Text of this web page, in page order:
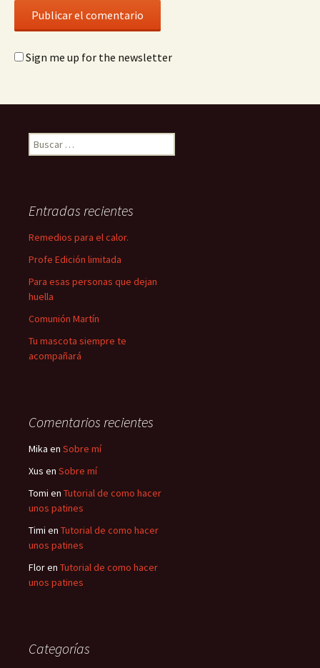
Sign me up for the newsletter
Buscar:
Entradas recientes
Remedios para el calor.
Profe Edición limitada
Para esas personas que dejan
huella
Comunión Martín
Tu mascota siempre te
acompañará
Comentarios recientes
Mika en Sobre mí
Xus en Sobre mí
Tomi en Tutorial de como hacer
unos patines
Timi en Tutorial de como hacer
unos patines
Floren Tutorial de como hacer
unos patines
Categorías